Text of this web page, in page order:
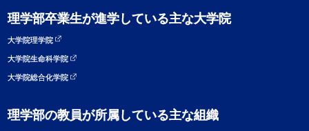
理学部卒業生が進学している主な大学院
大学院理学院
大学院生命科学院
大学院総合化学院
理学部の教員が所属している主な組織